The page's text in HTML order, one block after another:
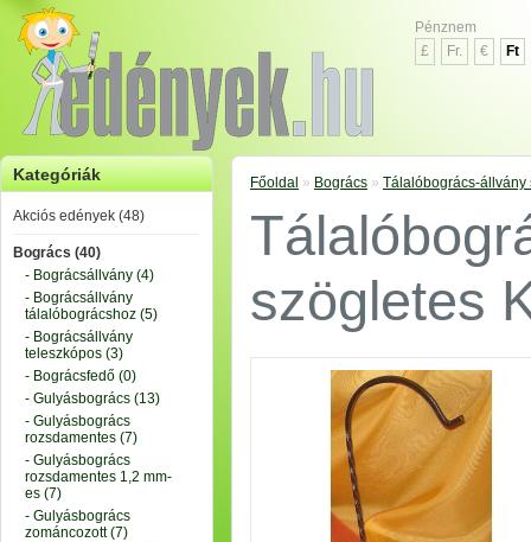
Pénznem
£
Fr. € Ft
Kategóriák
Akciós edények (48)
Bogrács (40)
- Bográcsállvány (4)
- Bográcsállvány
tálalóbográcshoz (5)
- Bográcsállvány
teleszkópos (3)
- Bográcsfedő (0)
- Gulyásbogrács (13)
- Gulyásbogrács
rozsdamentes (7)
- Gulyásbogrács
rozsdamentes 1,2 mm-
es (7)
- Gulyásbogrács
zománcozott (7)
Főoldal » Bogrács » Tálalóbogrács-állvány
szögletes